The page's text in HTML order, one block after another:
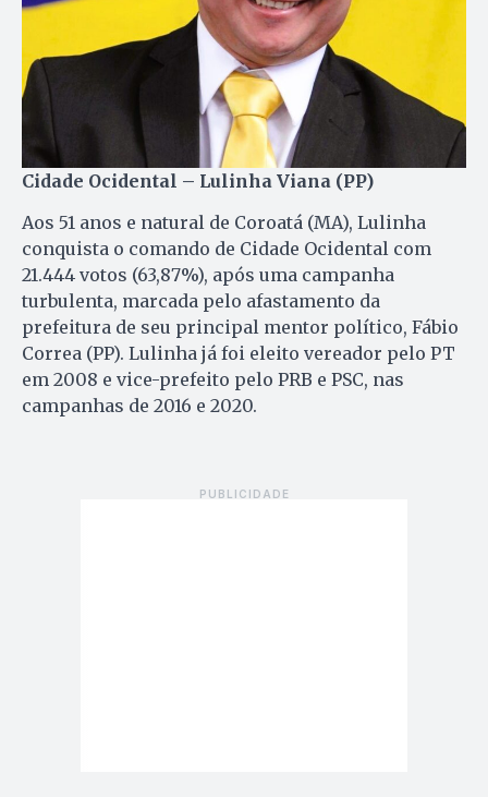
Cidade Ocidental – Lulinha Viana (PP)
Aos 51 anos e natural de Coroatá (MA), Lulinha
conquista o comando de Cidade Ocidental com
21.444 votos (63,87%), após uma campanha
turbulenta, marcada pelo afastamento da
prefeitura de seu principal mentor político, Fábio
Correa (PP). Lulinha já foi eleito vereador pelo PT
em 2008 e vice-prefeito pelo PRB e PSC, nas
campanhas de 2016 e 2020.